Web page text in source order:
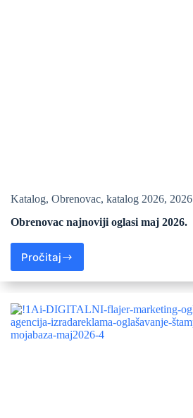
Katalog, Obrenovac, katalog 2026, 2026
Obrenovac najnoviji oglasi maj 2026.
Pročitaj